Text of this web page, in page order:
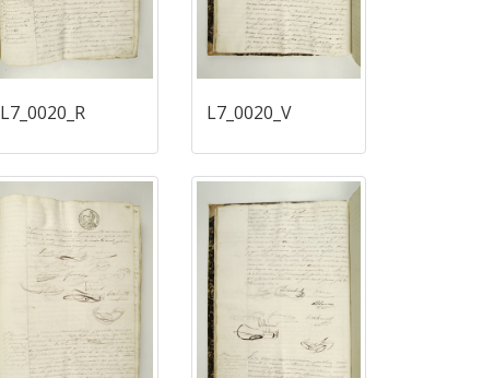
L7_0020_R L7_0020_V